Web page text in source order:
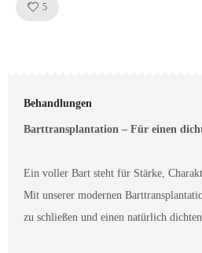
5
Behandlungen
Barttransplantation – Für einen
Ein voller Bart steht für Stärke,
Mit unserer modernen
zu schließen und einen natürlich